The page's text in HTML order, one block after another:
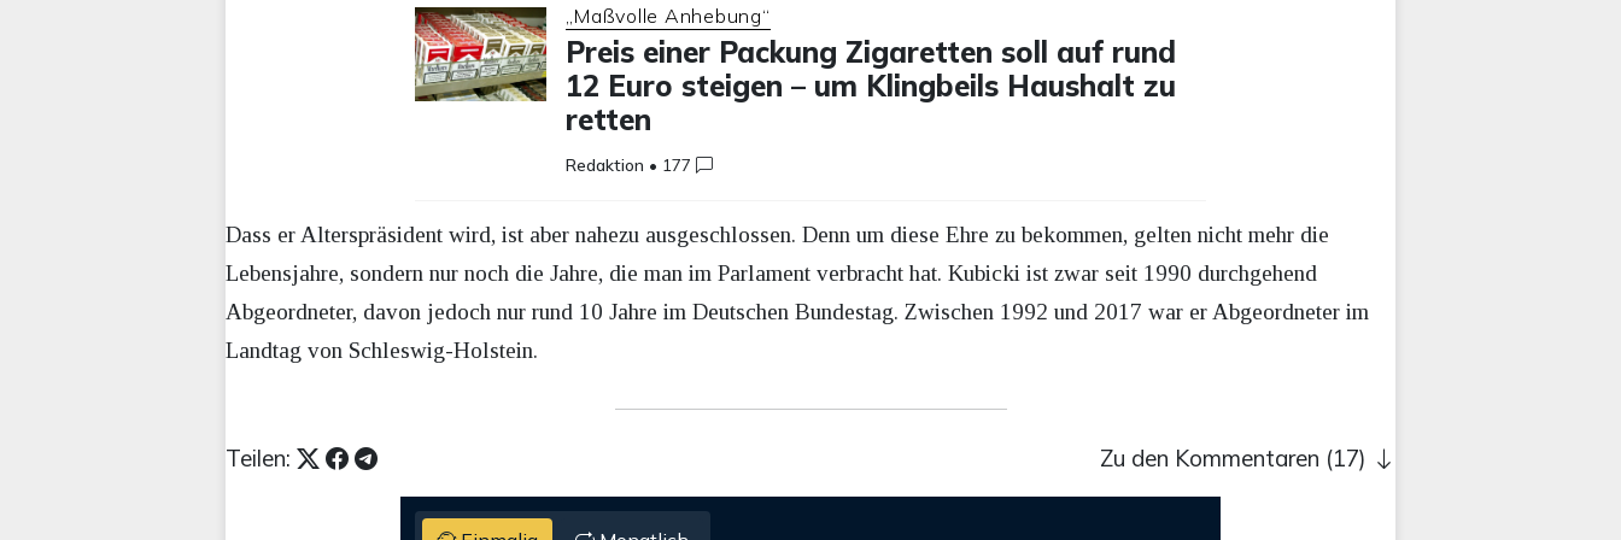
„Maßvolle Anhebung“
Preis einer Packung Zigaretten soll auf rund
12 Euro steigen – um Klingbeils Haushalt zu
retten
Redaktion • 177
Dass er Alterspräsident wird, ist aber nahezu ausgeschlossen. Denn um diese Ehre zu bekommen, gelten nicht mehr die
Lebensjahre, sondern nur noch die Jahre, die man im Parlament verbracht hat. Kubicki ist zwar seit 1990 durchgehend
Abgeordneter, davon jedoch nur rund 10 Jahre im Deutschen Bundestag. Zwischen 1992 und 2017 war er Abgeordneter im
Landtag von Schleswig-Holstein.
Teilen: Zu den Kommentaren (17)